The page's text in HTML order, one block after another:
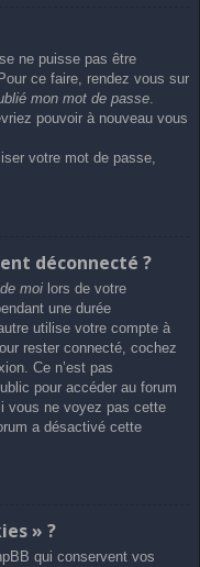
ne puisse pas être
ce faire, rendez vous sur
mon mot de passe.
pouvoir à nouveau vous
votre mot de passe,
déconnecté ?
moi lors de votre
une durée
utilise votre compte à
rester connecté, cochez
Ce n’est pas
pour accéder au forum
vous ne voyez pas cette
a désactivé cette
» ?
qui conservent vos